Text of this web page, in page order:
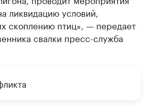
ликвидацию условий,
скоплению птиц», — передает
свалки пресс-служба